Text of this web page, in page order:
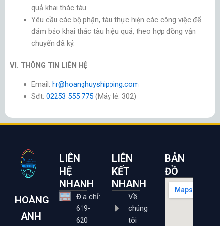
quả khai thác tàu.
Yêu cầu các bộ phận, tàu thực hiện các công việc để
đảm bảo khai thác tàu hiệu quả, theo hợp đồng vận
chuyển đã ký.
VI. THÔNG TIN LIÊN HỆ
Email: hr@hoanghuyshipping.com
Sđt: 02253 555 775(Máy lẻ: 302)
HOÀNG
ANH
LIÊN
HỆ
NHANH
Địa chỉ:
619-
620
LIÊN
KẾT
NHANH
Về
chúng
tôi
BẢN
ĐỒ